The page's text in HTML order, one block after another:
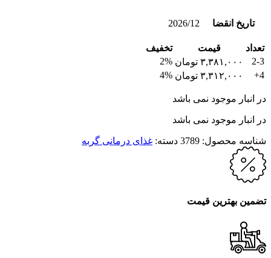
تاریخ انقضا 2026/12
تعداد قیمت
تخفیف
2-3
۳,۳۸۱,۰۰۰ تومان 2%
4+
۳,۳۱۲,۰۰۰ تومان 4%
در انبار موجود نمی باشد
در انبار موجود نمی باشد
شناسه محصول: 3789 دسته: غذای درمانی گربه
تضمین بهترین قیمت